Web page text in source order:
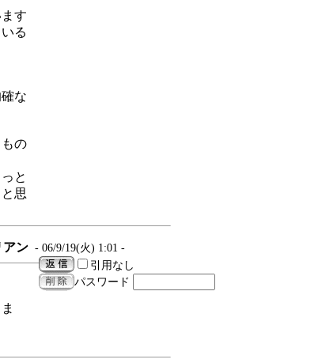
す
る
な
の
と
思
アン - 06/9/19(火) 1:01 -
引用なし
パスワード